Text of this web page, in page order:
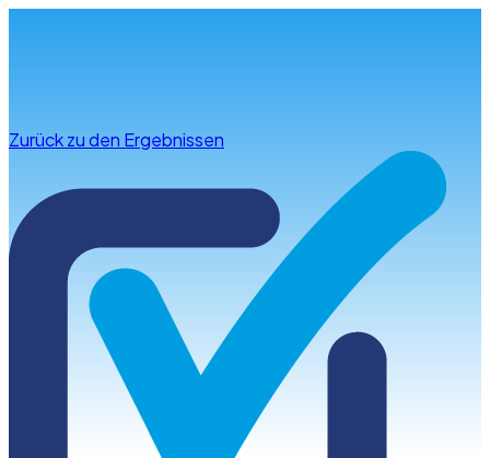
Zurück zu den Ergebnissen